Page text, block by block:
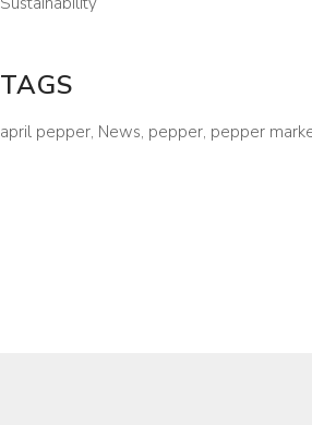
TAGS
april pepper News pepper pepper